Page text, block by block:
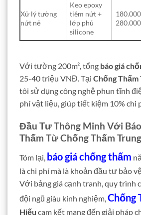
Xử lý tường
nứt nẻ
Keo epoxy
tiêm nứt +
lớp phủ
silicone
280.000
Với tường 200m², tổng báo giá
25-40 triệu VNĐ. Tại Chống Thấm
tôi sử dụng công nghệ phun tĩnh
phí vật liệu, giúp tiết kiệm 10% chi
Đầu Tư Thông Minh Với
Thấm Từ Chống Thấm
Tóm lại, báo giá chống thấm
là chi phí mà là khoản đầu tư bảo
Với bảng giá cạnh tranh, quy trình
đội ngũ giàu kinh nghiệm,Chống
Hiếu cam kết mang đến giải pháp